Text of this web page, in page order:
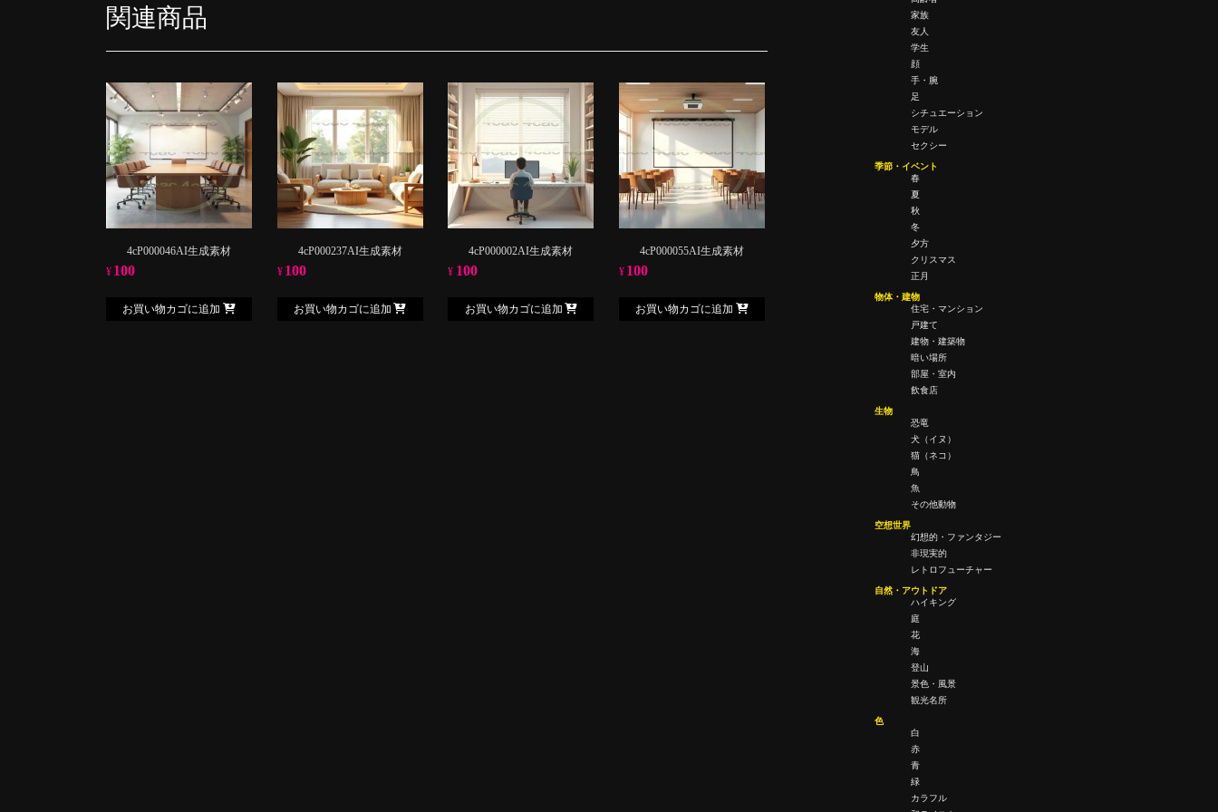
関連商品
4cP000046AI生成素材
¥ 100
お買い物カゴに追加
4cP000237AI生成素材
¥ 100
お買い物カゴに追加
4cP000002AI生成素材
¥ 100
お買い物カゴに追加
4cP000055AI生成素材
¥ 100
お買い物カゴに追加
家族
友人
学生
顔
手・腕
足
シチュエーション
モデル
セクシー
季節・イベント
春
夏
秋
冬
夕方
クリスマス
正月
物体・建物
住宅・マンション
戸建て
建物・建築物
暗い場所
部屋・室内
飲食店
生物
恐竜
犬（イヌ）
猫（ネコ）
鳥
魚
その他動物
空想世界
幻想的・ファンタジー
非現実的
レトロフューチャー
自然・アウトドア
ハイキング
庭
花
海
登山
景色・風景
観光名所
色
白
赤
青
緑
カラフル